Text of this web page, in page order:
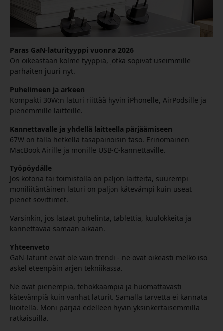
Paras GaN-laturityyppi vuonna 2026
On oikeastaan kolme tyyppiä, jotka sopivat useimmille
parhaiten juuri nyt.
Puhelimeen ja arkeen
Kompakti 30W:n laturi riittää hyvin iPhonelle, AirPodsille ja
pienemmille laitteille.
Kannettavalle ja yhdellä laitteella pärjäämiseen
67W on tällä hetkellä tasapainoisin taso. Erinomainen
MacBook Airille ja monille USB-C-kannettaville.
Työpöydälle
Jos kotona tai toimistolla on paljon laitteita, suurempi
moniliitäntäinen laturi on paljon kätevämpi kuin useat
pienet sovittimet.
Varsinkin, jos lataat puhelinta, tablettia, kuulokkeita ja
kannettavaa samaan aikaan.
Yhteenveto
GaN-laturit eivät ole vain trendi - ne ovat oikeasti melko iso
askel eteenpäin arjen tekniikassa.
Ne ovat pienempiä, tehokkaampia ja huomattavasti
kätevämpiä kuin vanhat laturit. Samalla tarvetta ei kannata
liioitella. Moni pärjää edelleen hyvin yksinkertaisemmilla
ratkaisuilla.